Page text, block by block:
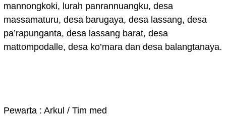
mannongkoki, lurah panrannuangku, desa
massamaturu, desa barugaya, desa lassang, desa
pa’rapunganta, desa lassang barat, desa
mattompodalle, desa ko’mara dan desa balangtanaya.
Pewarta : Arkul / Tim med